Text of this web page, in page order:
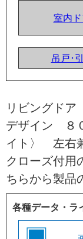
室内
吊戸･
リビングド
デザイン ８
イト〉 左右
クローズ付用
ちらから製品
各種データ・ラ